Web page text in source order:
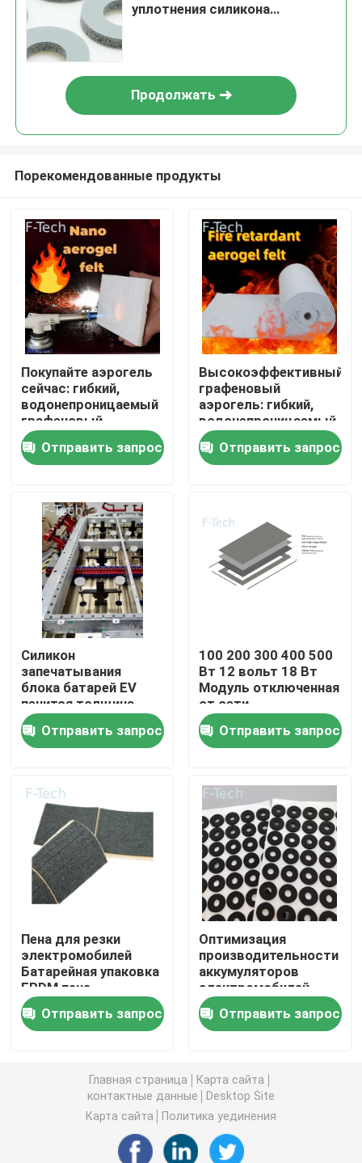
Домой
Продукты
Видеозаписи
О нас
Экскурсия по заводу
Контроль качества
Свяжитесь с нами
Новости
Случаи
Запросите цитату
Запечатывание блока батарей
Система управления батареи термальная
Предохранение от беглеца батареи термальное
Резиновое кольцо уплотнения
Термоизоляция батареи
уплотнения силикона
Продолжать
Порекомендованные продукты
Покупайте аэрогель
сейчас: гибкий,
водонепроницаемый
графеновый
аэрогель доступен
для продажи
Отправить запрос
Высокоэффективный
графеновый
аэрогель: гибкий,
водонепроницаемый
и доступный для
продажи
Отправить запрос
Силикон
запечатывания
блока батарей EV
пенится толщина
набивкой 0.8-25.4mm
Отправить запрос
100 200 300 400 500
Вт 12 вольт 18 Вт
Модуль отключенная
от сети
энергетическая
система
Монокристаллическая
Отправить запрос
Пена для резки
электромобилей
Батарейная упаковка
EPDM пена
прокладка
Отправить запрос
Оптимизация
производительности
аккумуляторов
электромобилей
Отправить запрос
Главная страница
Карта сайта
контактные данные
Desktop Site
Карта сайта
Политика уединения